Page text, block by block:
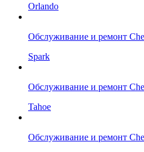
Orlando
Обслуживание и ремонт
Spark
Обслуживание и ремонт
Tahoe
Обслуживание и ремонт